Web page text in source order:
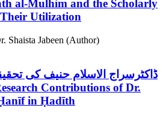
al-Mulhim and the Scholarly
Utilization
Shaista Jabeen (Author)
ڈاکٹرسراج الاسلام حنیف کی
Contributions of Dr.
in Ḥadīth